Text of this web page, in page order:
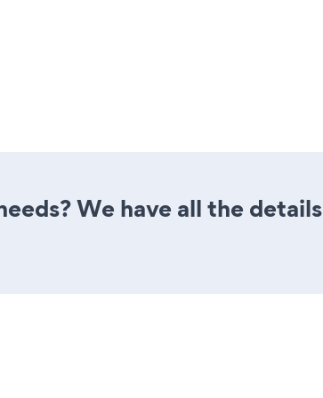
We have all the details